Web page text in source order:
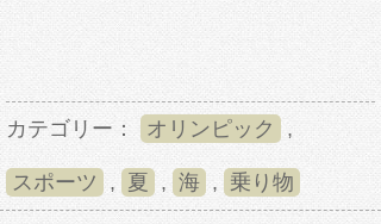
カテゴリー： オリンピック ,
スポーツ , 夏 , 海 , 乗り物